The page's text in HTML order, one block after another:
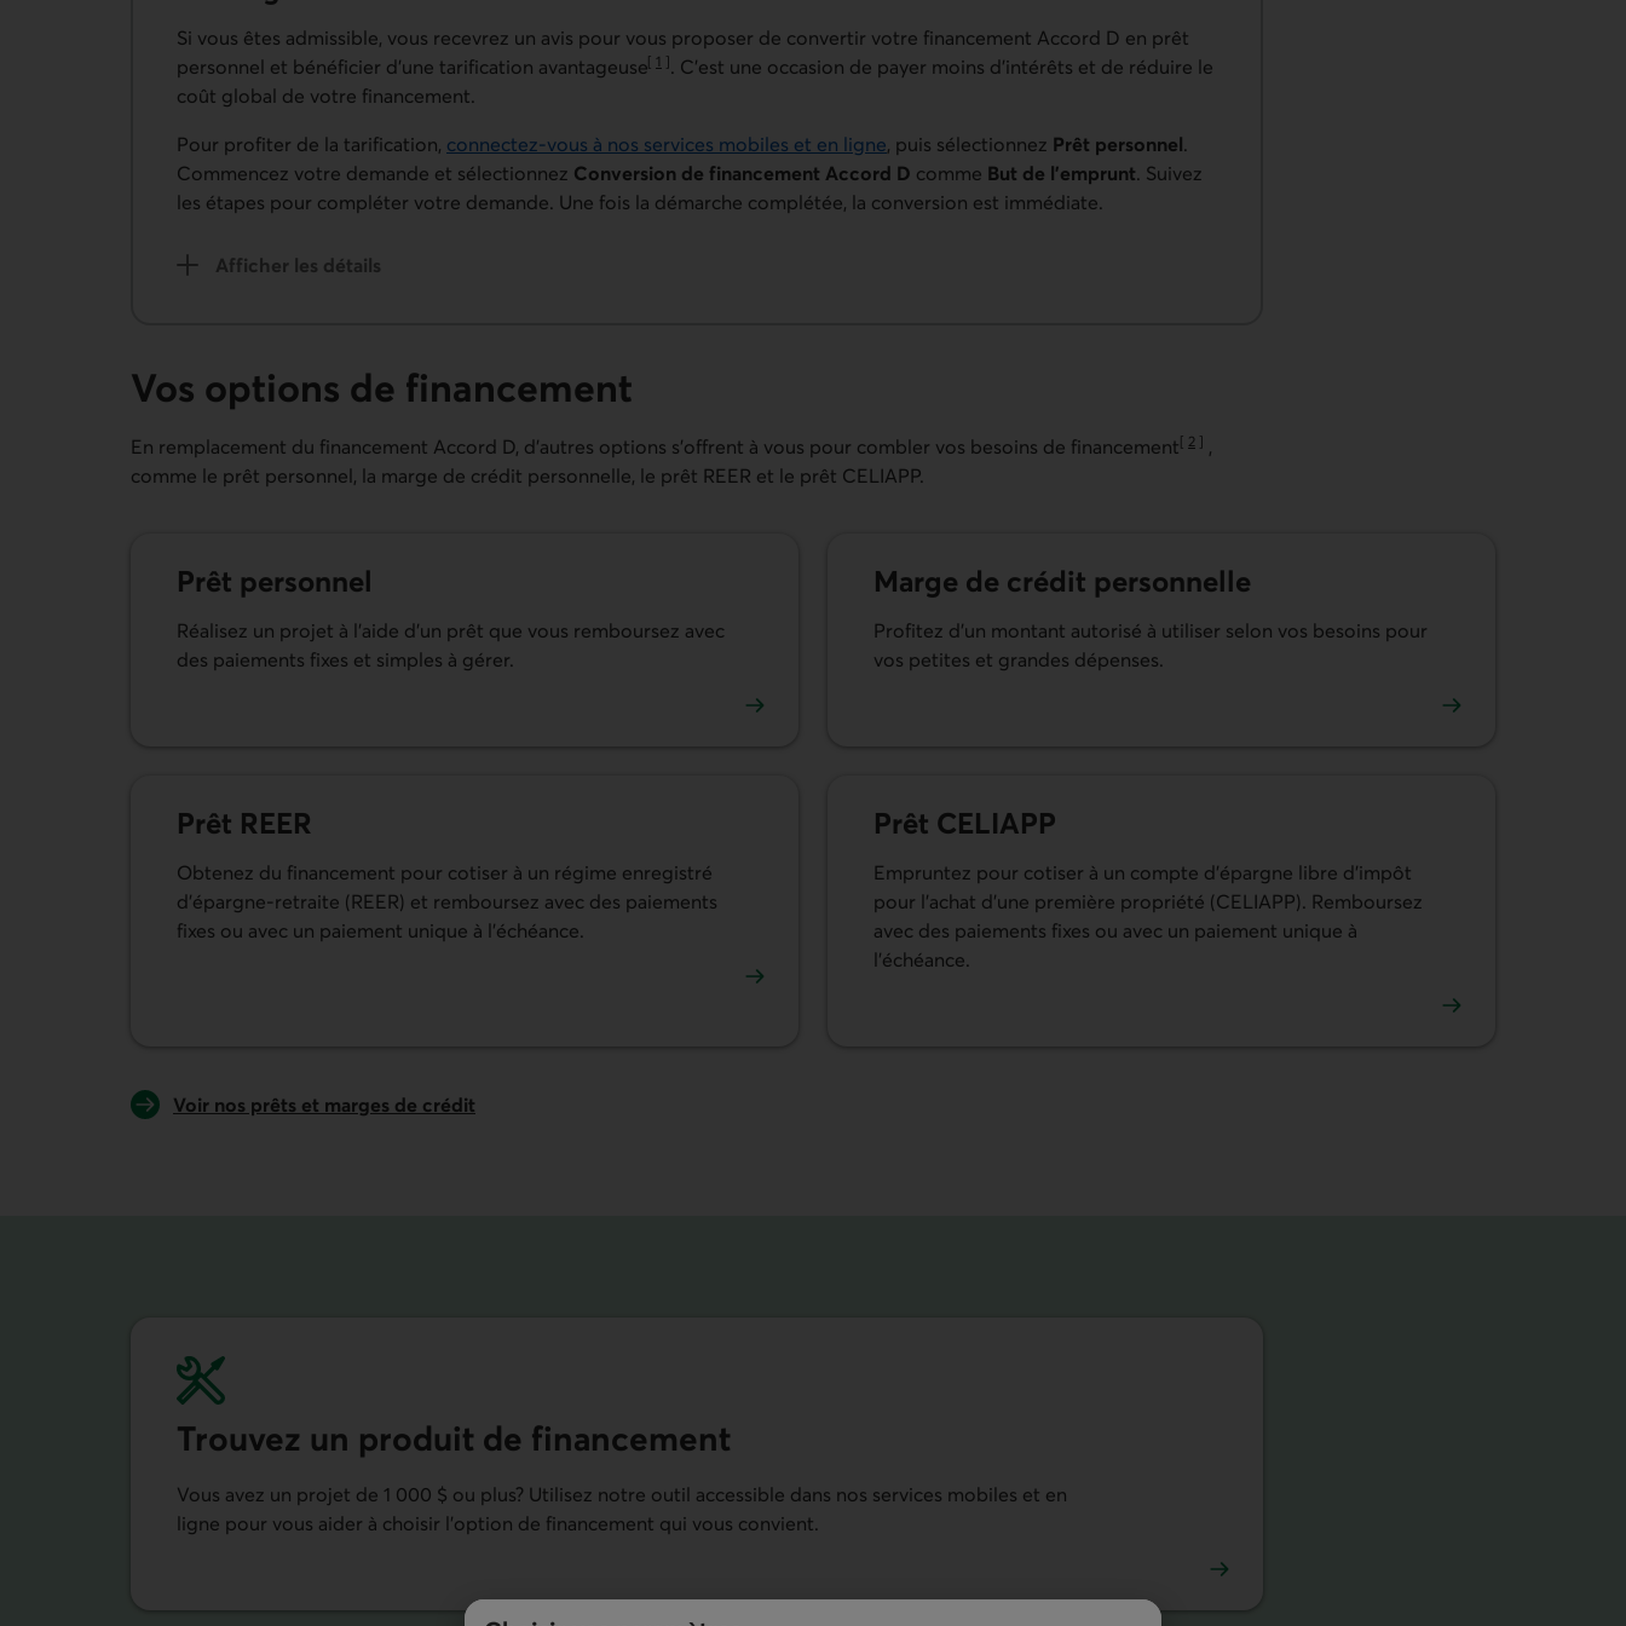
Si vous êtes admissible, vous recevrez un avis pour vous proposer de convertir votre financement Accord D en prêt
personnel et bénéficier d’une tarification avantageuse[ 1 ]
Aller à la note
. C’est une occasion de payer moins d’intérêts et de réduire le
coût global de votre financement.
Pour profiter de la tarification, connectez-vous à nos services mobiles et en ligne, puis sélectionnez Prêt personnel.
Commencez votre demande et sélectionnez Conversion de financement Accord D comme But de l’emprunt. Suivez
les étapes pour compléter votre demande. Une fois la démarche complétée, la conversion est immédiate.
Afficher les détails
Vos options de financement
En remplacement du financement Accord D, d’autres options s’offrent à vous pour combler vos besoins de financement[ 2 ]
Aller à la note
,
comme le prêt personnel, la marge de crédit personnelle, le prêt REER et le prêt CELIAPP.
Prêt personnel
Réalisez un projet à l’aide d’un prêt que vous remboursez avec
des paiements fixes et simples à gérer.
Marge de crédit personnelle
Profitez d’un montant autorisé à utiliser selon vos besoins pour
vos petites et grandes dépenses.
Prêt REER
Obtenez du financement pour cotiser à un régime enregistré
d’épargne-retraite (REER) et remboursez avec des paiements
fixes ou avec un paiement unique à l’échéance.
Prêt CELIAPP
Empruntez pour cotiser à un compte d’épargne libre d’impôt
pour l’achat d’une première propriété (CELIAPP). Remboursez
avec des paiements fixes ou avec un paiement unique à
l’échéance.
Voir nos prêts et marges de crédit
Trouvez un produit de finance­ment
Vous avez un projet de 1 000 $ ou plus? Utilisez notre outil accessible dans nos services mobiles et en
ligne pour vous aider à choisir l’option de financement qui vous convient.